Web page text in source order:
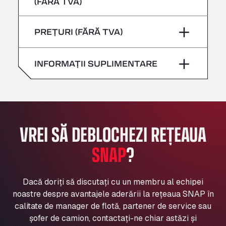
Klaverbladstaat 21, 3560
American Truck Wash
Av. des Etats-Unis 90, 6041
Andamur Guarroman
Andamur La Junquera
Andamur Pamplona
A-15 Salida Imarcoain, 31119
Andamur San Roman II
Anglia Motel
Washway Road, PE12 8LT
Anpol Sp. z o.o.
Ul. Torunska 147, 85884
Sâmbătă
Duminică –
Sâmbătă –
Duminică –
PREȚURI (FĂRĂ TVA)
INFORMAȚII SUPLIMENTARE
VREI SĂ DEBLOCHEZI REȚEAUA
SNAP?
Dacă doriți să discutați cu un membru al echipei
noastre despre avantajele aderării la rețeaua SNAP în
calitate de manager de flotă, partener de service sau
șofer de camion, contactați-ne chiar astăzi și